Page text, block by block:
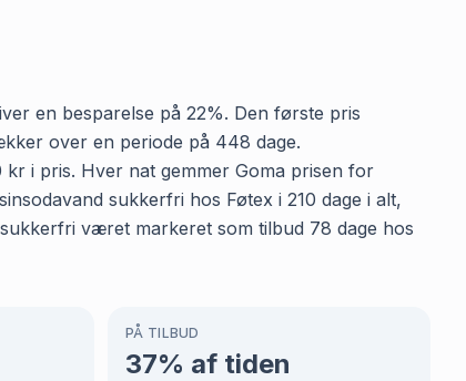
en besparelse på 22%. Den første pris
over en periode på 448 dage.
i pris. Hver nat gemmer Goma prisen for
sukkerfri hos Føtex i 210 dage i alt,
været markeret som tilbud 78 dage hos
PÅ TILBUD
37% af tiden